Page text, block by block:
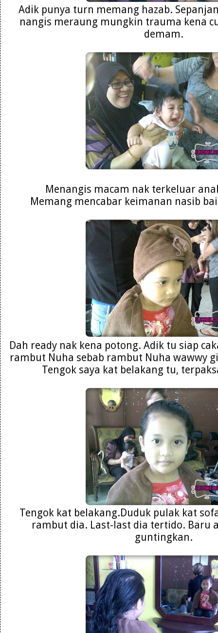
Adik punya turn memang hazab.
nangis meraung mungkin trauma kena
demam.
Menangis macam nak terkeluar
Memang mencabar keimanan nasib
Dah ready nak kena potong. Adik tu siap
rambut Nuha sebab rambut Nuha wawwy
Tengok saya kat belakang tu,
Tengok kat belakang.Duduk pulak kat
rambut dia. Last-last dia tertido. Baru
guntingkan.